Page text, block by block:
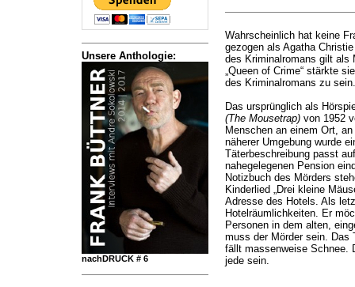
Unsere Anthologie:
nachDRUCK # 6
Wahrscheinlich hat keine
gezogen als Agatha
des Kriminalromans gilt als
„Queen of Crime“ stärkte
des Kriminalromans zu sein.
Das ursprünglich als
(The Mousetrap)von 1952
Menschen an einem Ort,
näherer Umgebung wurde
Täterbeschreibung passt
nahegelegenen Pension
Notizbuch des Mörders
Kinderlied „Drei kleine
Adresse des Hotels. Als
Hotelräumlichkeiten. Er
Personen in dem alten,
muss der Mörder sein. Das
fällt massenweise Schnee.
jede sein.